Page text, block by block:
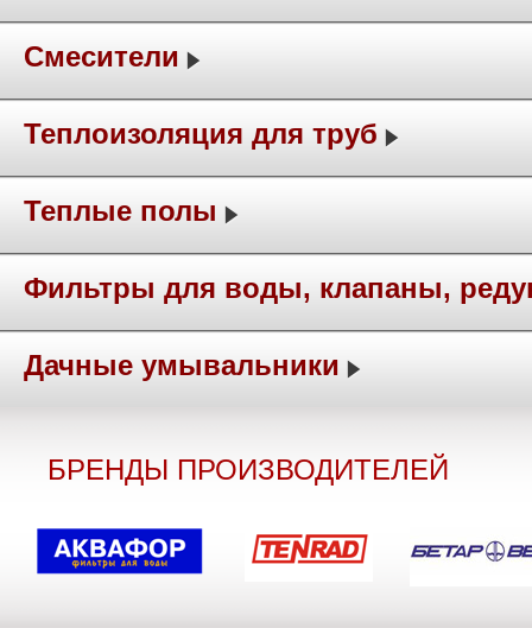
Смесители
Теплоизоляция для труб
Теплые полы
Фильтры для воды, клапаны,
Дачные умывальники
БРЕНДЫ ПРОИЗВОДИТЕЛЕЙ